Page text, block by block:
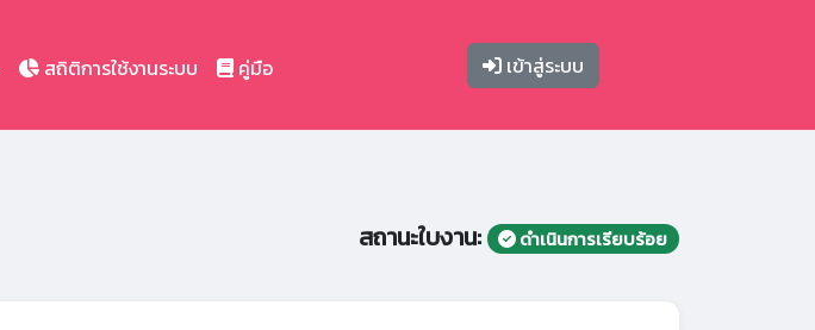
สถิติการใช้งานระบบ คู่มือ เข้าสู่ระบบ
สถานะใบงาน: ดำเนินการเรียบร้อย